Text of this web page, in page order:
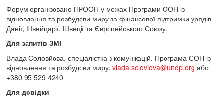
Форум організовано ПРООН у межах Програми ООН із
відновлення та розбудови миру за фінансової підтримки урядів
Данії, Швейцарії, Швеції та Європейського Союзу.
Для запитів ЗМІ
Влада Соловйова, спеціалістка з комунікацій, Програма ООН із
відновлення та розбудови миру, vlada.soloviova@undp.org або
+380 95 529 4240
Для довідки